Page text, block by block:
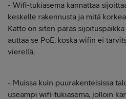
- Wifi-tukiasema kannattaa
keskelle rakennusta ja mitä
Katto on siten paras
auttaa se PoE, koska wifin ei
vierellä.
- Muissa kuin puurakenteisissa
useampi wifi-tukiasema, jolloin